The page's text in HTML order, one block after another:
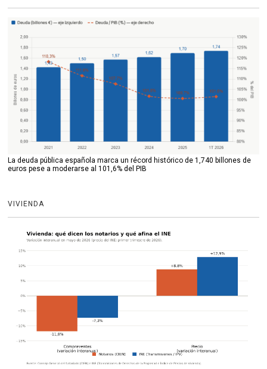
La deuda pública española marca un récord histórico de 1,740 billones de
euros pese a moderarse al 101,6% del PIB
VIVIENDA